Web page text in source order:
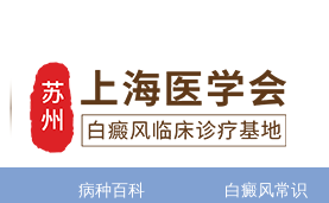
病种百科 白癜风常识